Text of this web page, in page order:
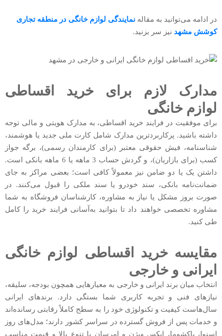
در ادامه می‌توانید به مقاله نمایندگی لوازم خانگی در منطقه تجاری
کوشش مشهد نیز سر بزنید.
مدارک لازم برای خرید اقساطی
لوازم خانگی
برای موفقیت در فرایند خرید اقساطی، به مدارک هویتی و مالی توجه
داشته باشید. پرکاربردترین مدارک شامل کارت ملی جدید یا هوشمند،
شناسنامه، فیش حقوقی معتبر (برای کارمندان رسمی)، برگه جواز
کسب (برای بازاریان)، و گردش حساب 3 ماهه یا 6 ماهه بانکی است.
داشتن یک یا دو ضامن نیز معمولاً کافی است؛ بعضی مراکز به جای
ضمانت‌نامه بانکی، سند خودرو یا سند ملکی را قبول می‌کنند. در
صورت بروز مشکل یا نیاز به مشاوره، کارشناسان فروشگاه به شما
مشاوره تخصصی خواهند داد تا بتوانید به‌آسانی فرایند خرید را کامل
طی کنید.
مقایسه خرید اقساطی لوازم خانگی
ایرانی و خارجی
انتخاب میان برند ایرانی و خارجی به معیارهایی همچون بودجه، سلیقه،
نیازهای فنی و تجربه کاربری شما بستگی دارد. برندهای ایرانی
سال‌هاست کیفیت و تکنولوژی خود را به سطح کاملاً رقابتی رسانده‌اند
و خدمات پس از فروش گسترده در سراسر کشور دارند؛ مدل‌های روز
اسنوا، پاکشوما، ایکس ویژن و امرسان با تنوع بالا و قیمت مناسب